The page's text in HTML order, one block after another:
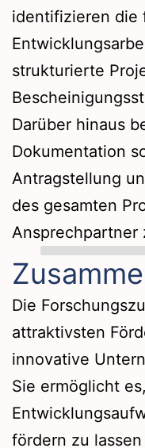
identifizieren die
strukturierte
Darüber hinaus
Dokumentation
Antragstellung
des gesamten
Ansprechpartner
Die
attraktivsten
innovative
Sie ermöglicht
fördern zu